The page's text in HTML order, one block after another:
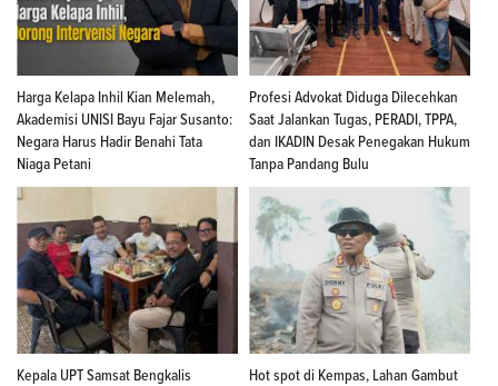
Harga Kelapa Inhil Kian Melemah,
Akademisi UNISI Bayu Fajar Susanto:
Negara Harus Hadir Benahi Tata
Niaga Petani
Profesi Advokat Diduga Dilecehkan
Saat Jalankan Tugas, PERADI, TPPA,
dan IKADIN Desak Penegakan Hukum
Tanpa Pandang Bulu
Kepala UPT Samsat Bengkalis
Hot spot di Kempas, Lahan Gambut